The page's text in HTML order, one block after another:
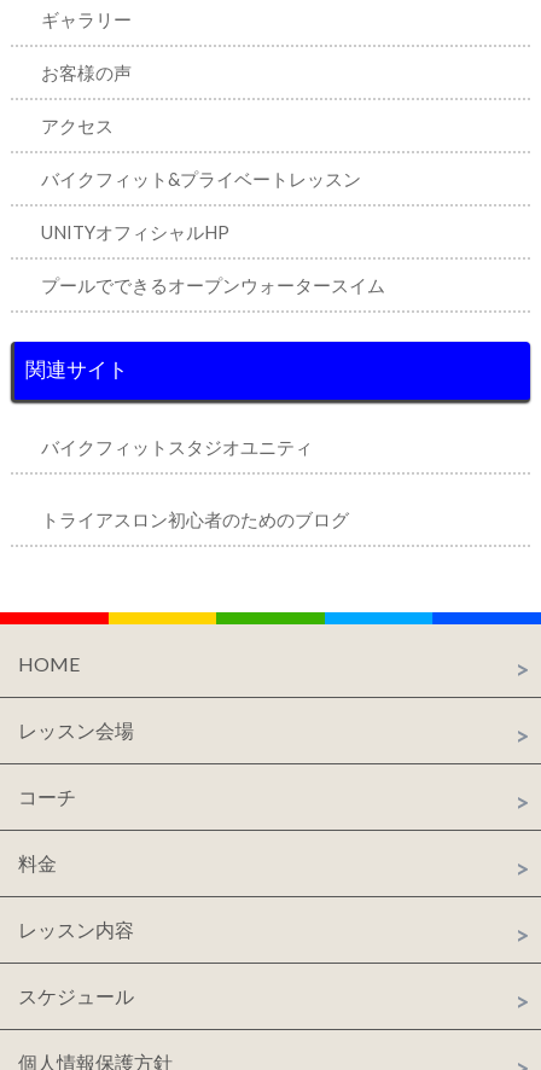
ギャラリー
お客様の声
アクセス
バイクフィット&プライベートレッスン
UNITYオフィシャルHP
プールでできるオープンウォータースイム
関連サイト
バイクフィットスタジオユニティ
トライアスロン初心者のためのブログ
HOME
レッスン会場
コーチ
料金
レッスン内容
スケジュール
個人情報保護方針